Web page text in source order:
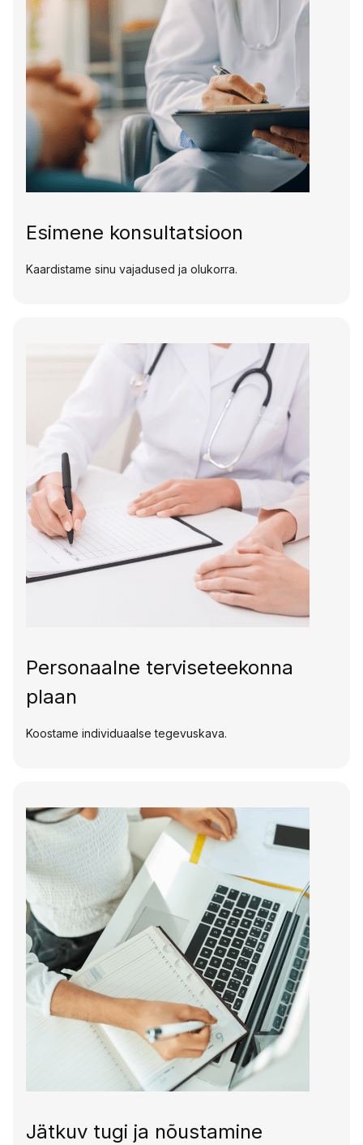
Esimene konsultatsioon
Kaardistame sinu vajadused ja olukorra.
Personaalne terviseteekonna
plaan
Koostame individuaalse tegevuskava.
Jätkuv tugi ja nõustamine